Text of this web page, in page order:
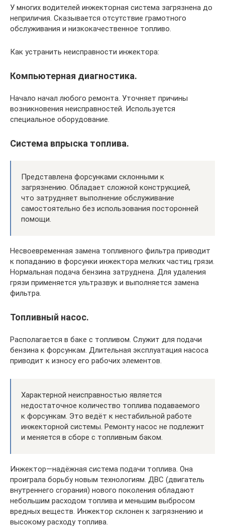
У многих водителей инжекторная система загрязнена до
неприличия. Сказывается отсутствие грамотного
обслуживания и низкокачественное топливо.
Как устранить неисправности инжектора:
Компьютерная диагностика.
Начало начал любого ремонта. Уточняет причины
возникновения неисправностей. Используется
специальное оборудование.
Система впрыска топлива.
Представлена форсунками склонными к
загрязнению. Обладает сложной конструкцией,
что затрудняет выполнение обслуживание
самостоятельно без использования посторонней
помощи.
Несвоевременная замена топливного фильтра приводит
к попаданию в форсунки инжектора мелких частиц грязи.
Нормальная подача бензина затруднена. Для удаления
грязи применяется ультразвук и выполняется замена
фильтра.
Топливный насос.
Располагается в баке с топливом. Служит для подачи
бензина к форсункам. Длительная эксплуатация насоса
приводит к износу его рабочих элементов.
Характерной неисправностью является
недостаточное количество топлива подаваемого
к форсункам. Это ведёт к нестабильной работе
инжекторной системы. Ремонту насос не подлежит
и меняется в сборе с топливным баком.
Инжектор—надёжная система подачи топлива. Она
проиграла борьбу новым технологиям. ДВС (двигатель
внутреннего сгорания) нового поколения обладают
небольшим расходом топлива и меньшим выбросом
вредных веществ. Инжектор склонен к загрязнению и
высокому расходу топлива.